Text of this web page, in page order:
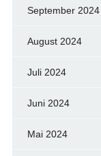
September 2024
August 2024
Juli 2024
Juni 2024
Mai 2024